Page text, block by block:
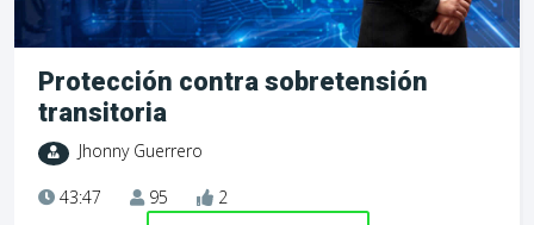
Protección contra sobretensión
transitoria
Jhonny Guerrero
43:47 95 2